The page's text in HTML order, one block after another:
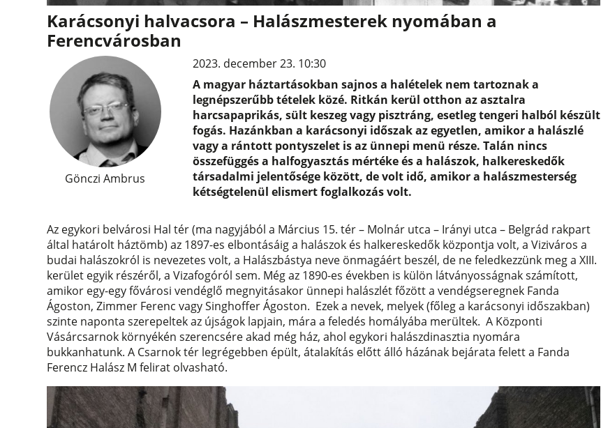
Karácsonyi halvacsora – Halászmesterek nyomában a
Ferencvárosban
Gönczi Ambrus
2023. december 23. 10:30
A magyar háztartásokban sajnos a halételek nem tartoznak a
legnépszerűbb tételek közé. Ritkán kerül otthon az asztalra
harcsapaprikás, sült keszeg vagy pisztráng, esetleg tengeri halból készült
fogás. Hazánkban a karácsonyi időszak az egyetlen, amikor a halászlé
vagy a rántott pontyszelet is az ünnepi menü része. Talán nincs
összefüggés a halfogyasztás mértéke és a halászok, halkereskedők
társadalmi jelentősége között, de volt idő, amikor a halászmesterség
kétségtelenül elismert foglalkozás volt.
Az egykori belvárosi Hal tér (ma nagyjából a Március 15. tér – Molnár utca – Irányi utca – Belgrád rakpart
által határolt háztömb) az 1897-es elbontásáig a halászok és halkereskedők központja volt, a Viziváros a
budai halászokról is nevezetes volt, a Halászbástya neve önmagáért beszél, de ne feledkezzünk meg a XIII.
kerület egyik részéről, a Vizafogóról sem. Még az 1890-es években is külön látványosságnak számított,
amikor egy-egy fővárosi vendéglő megnyitásakor ünnepi halászlét főzött a vendégseregnek Fanda
Ágoston, Zimmer Ferenc vagy Singhoffer Ágoston. Ezek a nevek, melyek (főleg a karácsonyi időszakban)
szinte naponta szerepeltek az újságok lapjain, mára a feledés homályába merültek. A Központi
Vásárcsarnok környékén szerencsére akad még ház, ahol egykori halászdinasztia nyomára
bukkanhatunk. A Csarnok tér legrégebben épült, átalakítás előtt álló házának bejárata felett a Fanda
Ferencz Halász M felirat olvasható.